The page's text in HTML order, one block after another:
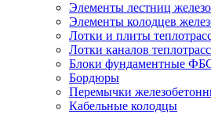
Элементы лестниц
Элементы колодцев
Лотки и плиты
Лотки каналов теплотрасс
Блоки фундаментные
Бордюры
Перемычки
Кабельные колодцы